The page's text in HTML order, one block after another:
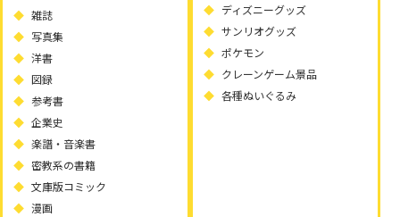
雑誌
写真集
洋書
図録
参考書
企業史
楽譜・音楽書
密教系の書籍
文庫版コミック
漫画
ディズニーグッズ
サンリオグッズ
ポケモン
クレーンゲーム景品
各種ぬいぐるみ